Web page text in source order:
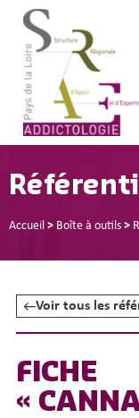
Accueil > Boîte à outils >
Voir tous les
FICHE
«